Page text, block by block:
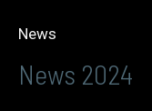
News
News 2024